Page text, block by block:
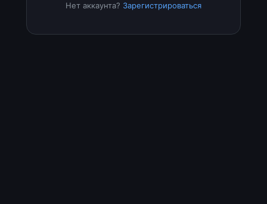
Нет аккаунта? Зарегистрироваться